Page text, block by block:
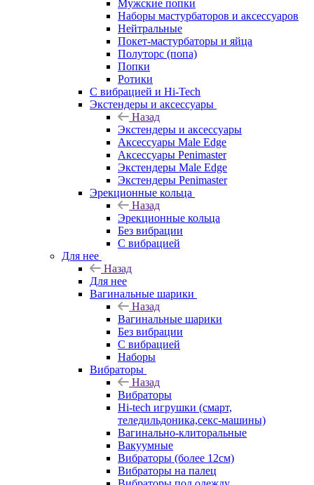
Мужские попки
Наборы мастурбаторов и аксессуаров
Нейтральные
Покет-мастурбаторы и яйца
Полуторс (попа)
Попки
Ротики
С вибрацией и Hi-Tech
Экстендеры и аксессуары
Назад
Экстендеры и аксессуары
Аксессуары Male Edge
Аксессуары Penimaster
Экстендеры Male Edge
Экстендеры Penimaster
Эрекционные кольца
Назад
Эрекционные кольца
Без вибрации
С вибрацией
Для нее
Назад
Для нее
Вагинальные шарики
Назад
Вагинальные шарики
Без вибрации
С вибрацией
Наборы
Вибраторы
Назад
Вибраторы
Hi-tech игрушки (смарт,
теледильдоника,секс-машины)
Вагинально-клиторальные
Вакуумные
Вибраторы (более 12см)
Вибраторы на палец